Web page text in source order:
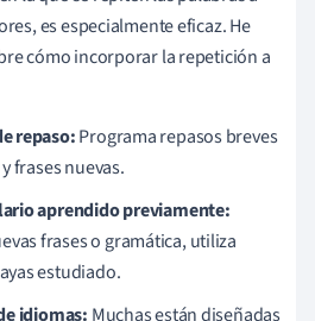
es especialmente eficaz. He
cómo incorporar la repetición a
repaso:Programa repasos breves
frases nuevas.
aprendido previamente:
frases o gramática, utiliza
estudiado.
idiomas: Muchas están diseñadas